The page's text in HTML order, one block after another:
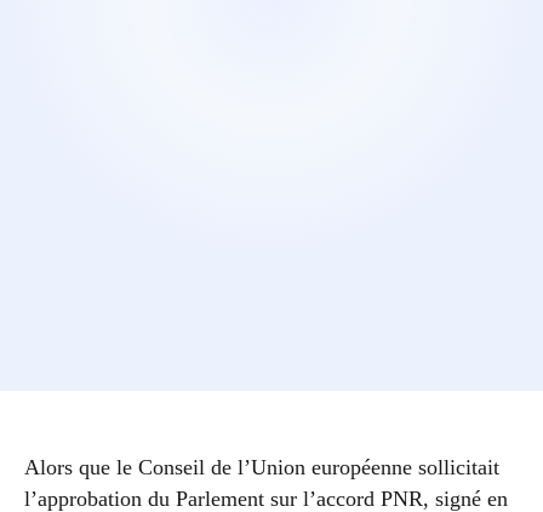
Alors que le Conseil de l’Union européenne sollicitait
l’approbation du Parlement sur l’accord PNR, signé en